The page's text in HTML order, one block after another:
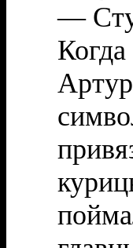
—